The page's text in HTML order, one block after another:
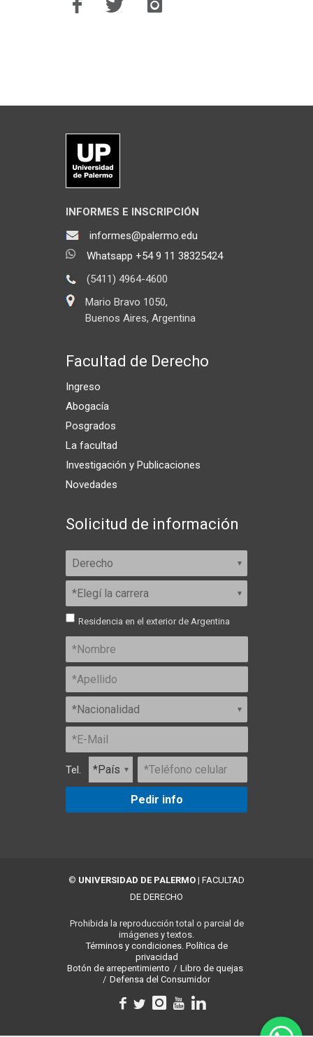
INFORMES E INSCRIPCIÓN
informes@palermo.edu
Whatsapp +54 9 11 38325424
(5411) 4964-4600
Mario Bravo 1050,
Buenos Aires, Argentina
Facultad de Derecho
Ingreso
Abogacía
Posgrados
La facultad
Investigación y Publicaciones
Novedades
Solicitud de información
Residencia en el exterior de Argentina
Tel.
Pedir info
© UNIVERSIDAD DE PALERMO | FACULTAD
DE DERECHO
Prohibida la reproducción total o parcial de
imágenes y textos.
Términos y condiciones. Política de
privacidad
Botón de arrepentimiento / Libro de quejas
/ Defensa del Consumidor